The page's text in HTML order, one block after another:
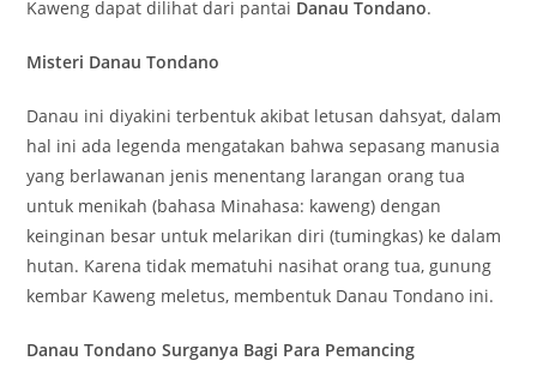
Kaweng dapat dilihat dari pantai Danau Tondano.
Misteri Danau Tondano
Danau ini diyakini terbentuk akibat letusan dahsyat, dalam
hal ini ada legenda mengatakan bahwa sepasang manusia
yang berlawanan jenis menentang larangan orang tua
untuk menikah (bahasa Minahasa: kaweng) dengan
keinginan besar untuk melarikan diri (tumingkas) ke dalam
hutan. Karena tidak mematuhi nasihat orang tua, gunung
kembar Kaweng meletus, membentuk Danau Tondano ini.
Danau Tondano Surganya Bagi Para Pemancing